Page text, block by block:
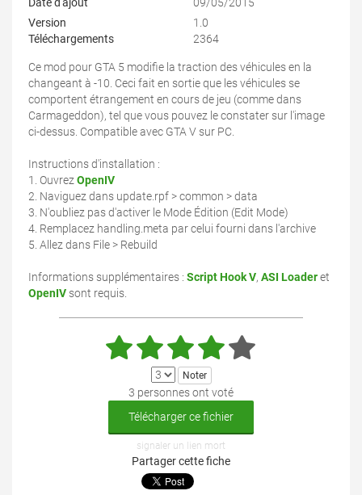
Version
1.0
Téléchargements
2364
Ce mod pour GTA 5 modifie la traction des véhicules en la
changeant à -10. Ceci fait en sortie que les véhicules se
comportent étrangement en cours de jeu (comme dans
Carmageddon), tel que vous pouvez le constater sur l'image
ci-dessus. Compatible avec GTA V sur PC.
Instructions d'installation :
1. Ouvrez OpenIV
2. Naviguez dans update.rpf > common > data
3. N'oubliez pas d'activer le Mode Édition (Edit Mode)
4. Remplacez handling.meta par celui fourni dans l'archive
5. Allez dans File > Rebuild
Informations supplémentaires : Script Hook V, ASI Loaderet
OpenIV sont requis.
3 personnes ont voté
Télécharger ce fichier
signaler un lien mort
Partager cette fiche